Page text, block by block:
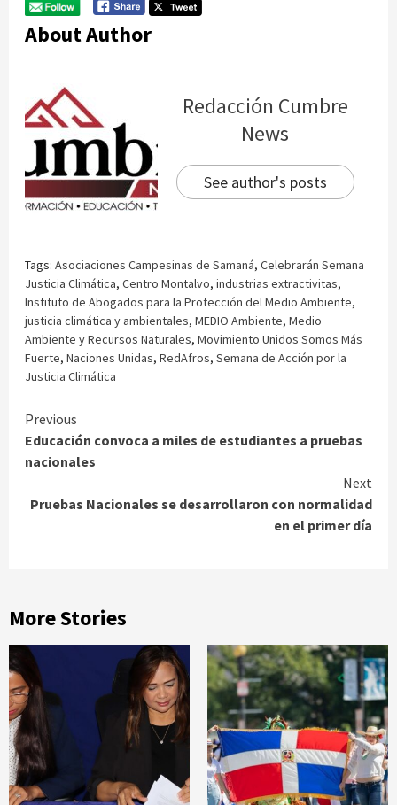
About Author
Redacción Cumbre
News
See author's posts
Tags: Asociaciones Campesinas de Samaná, Celebrarán Semana
Justicia Climática, Centro Montalvo, industrias extractivitas,
Instituto de Abogados para la Protección del Medio Ambiente,
justicia climática y ambientales, MEDIO Ambiente, Medio
Ambiente y Recursos Naturales, Movimiento Unidos Somos Más
Fuerte, Naciones Unidas, RedAfros, Semana de Acción por la
Justicia Climática
Continue
Reading
Previous
Educación convoca a miles de estudiantes a pruebas
nacionales
Next
Pruebas Nacionales se desarrollaron con normalidad
en el primer día
More Stories